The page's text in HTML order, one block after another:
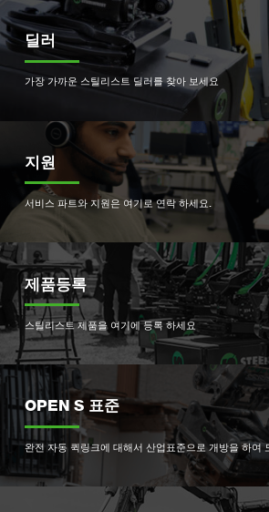
딜러
가장 가까운 스틸리스트 딜러를 찾아 보세요
지원
서비스 파트와 지원은 여기로 연락 하세요.
제품등록
스틸리스트 제품을 여기에 등록 하세요
OPEN S 표준
완전 자동 퀵링크에 대해서 산업표준으로 개방을 하여